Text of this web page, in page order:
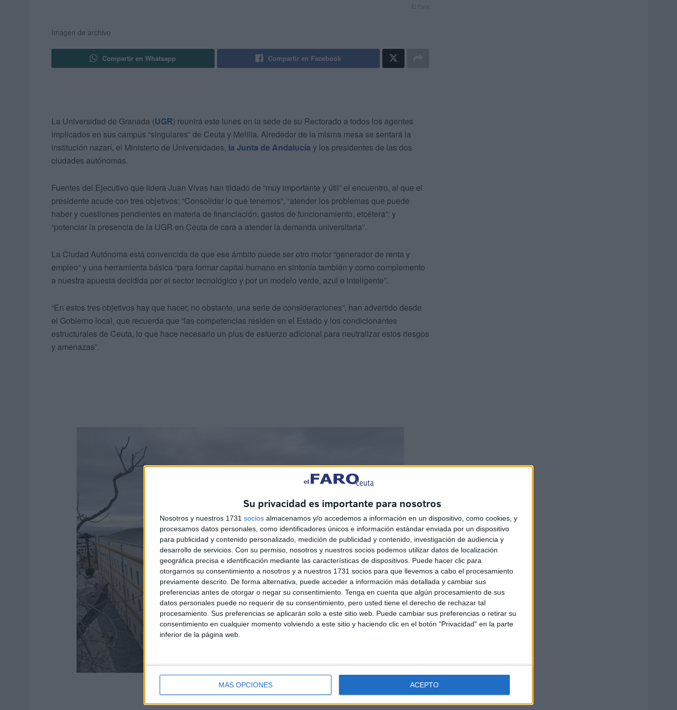
Su privacidad es importante para nosotros
Nosotros y nuestros 1731 socios almacenamos y/o accedemos a información en un dispositivo, como cookies, y
procesamos datos personales, como identificadores únicos e información estándar enviada por un dispositivo
para publicidad y contenido personalizado, medición de publicidad y contenido, investigación de audiencia y
desarrollo de servicios. Con su permiso, nosotros y nuestros socios podemos utilizar datos de localización
geográfica precisa e identificación mediante las características de dispositivos. Puede hacer clic para
otorgarnos su consentimiento a nosotros y a nuestros 1731 socios para que llevemos a cabo el procesamiento
previamente descrito. De forma alternativa, puede acceder a información más detallada y cambiar sus
preferencias antes de otorgar o negar su consentimiento. Tenga en cuenta que algún procesamiento de sus
datos personales puede no requerir de su consentimiento, pero usted tiene el derecho de rechazar tal
procesamiento. Sus preferencias se aplicarán solo a este sitio web. Puede cambiar sus preferencias o retirar su
consentimiento en cualquier momento volviendo a este sitio y haciendo clic en el botón "Privacidad" en la parte
inferior de la página web.
MÁS OPCIONES ACEPTO
El Faro
Imagen de archivo
Compartir en Whatsapp Compartir en Facebook
La Universidad de Granada (UGR) reunirá este lunes en la sede de su Rectorado a todos los agentes
implicados en sus campus “singulares” de Ceuta y Melilla. Alrededor de la misma mesa se sentará la
institución nazarí, el Ministerio de Universidades, la Junta de Andalucía y los presidentes de las dos
ciudades autónomas.
Fuentes del Ejecutivo que lidera Juan Vivas han tildado de “muy importante y útil” el encuentro, al que el
presidente acude con tres objetivos: “Consolidar lo que tenemos”, “atender los problemas que puede
haber y cuestiones pendientes en materia de financiación, gastos de funcionamiento, etcétera”; y
“potenciar la presencia de la UGR en Ceuta de cara a atender la demanda universitaria”.
La Ciudad Autónoma está convencida de que ese ámbito puede ser otro motor “generador de renta y
empleo” y una herramienta básica “para formar capital humano en sintonía también y como complemento
a nuestra apuesta decidida por el sector tecnológico y por un modelo verde, azul e inteligente”.
“En estos tres objetivos hay que hacer, no obstante, una serie de consideraciones”, han advertido desde
el Gobierno local, que recuerda que “las competencias residen en el Estado y los condicionantes
estructurales de Ceuta, lo que hace necesario un plus de esfuerzo adicional para neutralizar estos riesgos
y amenazas”.